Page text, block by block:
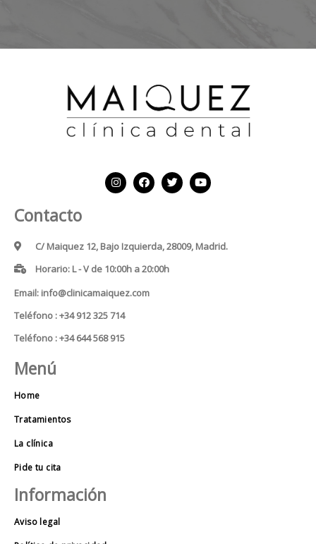
Contacto
C/ Maiquez 12, Bajo Izquierda, 28009, Madrid.
Horario: L - V de 10:00h a 20:00h
Email: info@clinicamaiquez.com
Teléfono : +34 912 325 714
Teléfono : +34 644 568 915
Menú
Home
Tratamientos
La clínica
Pide tu cita
Información
Aviso legal